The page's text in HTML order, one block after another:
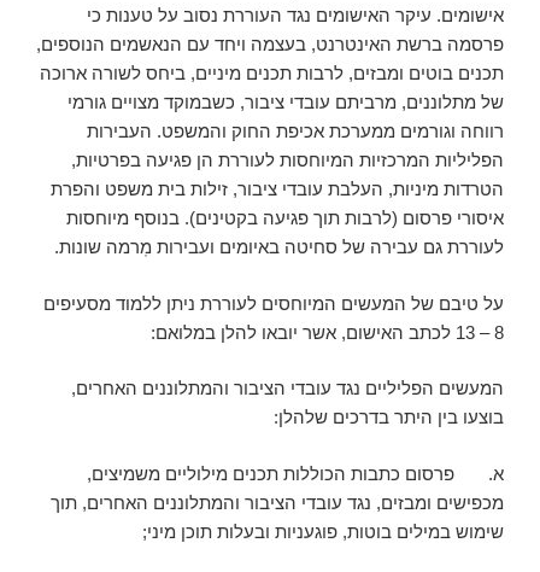
אישומים. עיקר האישומים נגד העוררת נסוב על טענות כי
פרסמה ברשת האינטרנט, בעצמה ויחד עם הנאשמים הנוספים,
תכנים בוטים ומבזים, לרבות תכנים מיניים, ביחס לשורה ארוכה
של מתלוננים, מרביתם עובדי ציבור, כשבמוקד מצויים גורמי
רווחה וגורמים ממערכת אכיפת החוק והמשפט. העבירות
הפליליות המרכזיות המיוחסות לעוררת הן פגיעה בפרטיות,
הטרדות מיניות, העלבת עובדי ציבור, זילות בית משפט והפרת
איסורי פרסום (לרבות תוך פגיעה בקטינים). בנוסף מיוחסות
לעוררת גם עבירה של סחיטה באיומים ועבירות מֽרמה שונות.
על טיבם של המעשים המיוחסים לעוררת ניתן ללמוד מסעיפים
8 – 13 לכתב האישום, אשר יובאו להלן במלואם:
המעשים הפליליים נגד עובדי הציבור והמתלוננים האחרים,
בוצעו בין היתר בדרכים שלהלן:
א. פרסום כתבות הכוללות תכנים מילוליים משמיצים,
מכפישים ומבזים, נגד עובדי הציבור והמתלוננים האחרים, תוך
שימוש במילים בוטות, פוגעניות ובעלות תוכן מיני;